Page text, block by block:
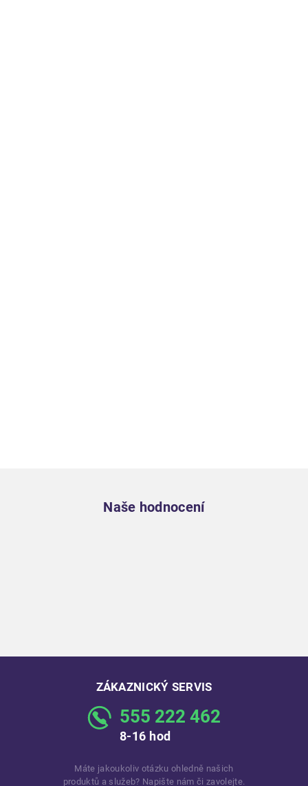
Naše hodnocení
ZÁKAZNICKÝ SERVIS
555 222 462
8-16 hod
Máte jakoukoliv otázku ohledně našich
produktů a služeb? Napište nám či zavolejte.